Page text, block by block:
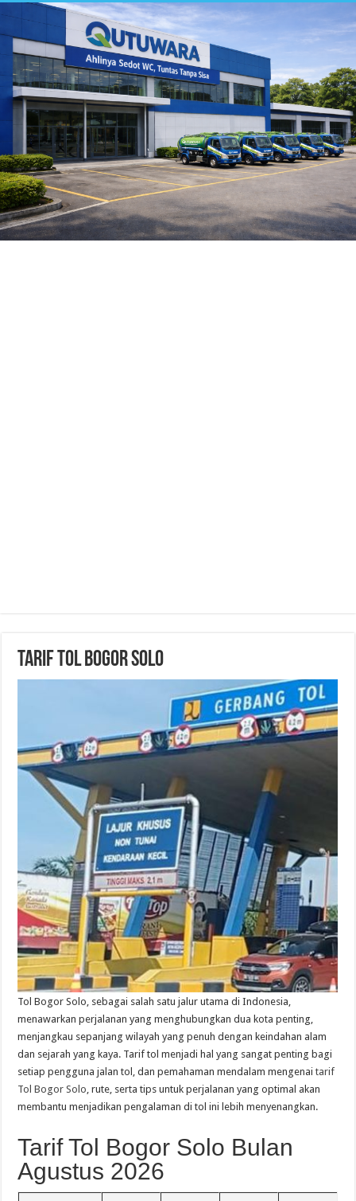
Tarif Tol Bogor Solo
Tol Bogor Solo, sebagai salah satu jalur utama di Indonesia,
menawarkan perjalanan yang menghubungkan dua kota penting,
menjangkau sepanjang wilayah yang penuh dengan keindahan alam
dan sejarah yang kaya. Tarif tol menjadi hal yang sangat penting bagi
setiap pengguna jalan tol, dan pemahaman mendalam mengenaitarif
Tol Bogor Solo , rute, serta tips untuk perjalanan yang optimal akan
membantu menjadikan pengalaman di tol ini lebih menyenangkan.
Tarif Tol Bogor Solo Bulan
Agustus 2026